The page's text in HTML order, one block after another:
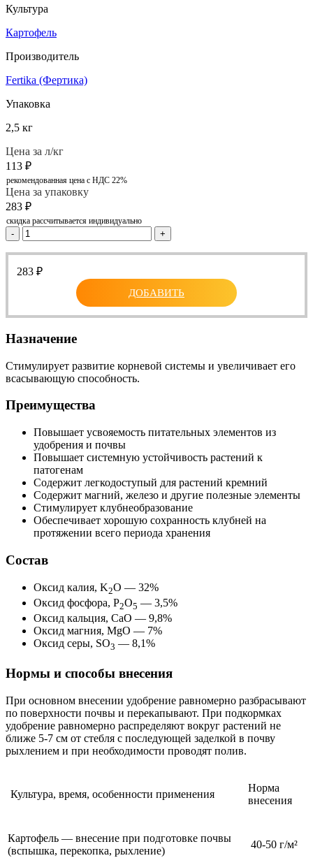
Культура
Картофель
Производитель
Fertika (Фертика)
Упаковка
2,5 кг
Цена за л/кг
113 ₽
рекомендованная цена с НДС 22%
Цена за упаковку
283 ₽
скидка рассчитывается индивидуально
- +
283 ₽
ДОБАВИТЬ
Назначение
Стимулирует развитие корневой системы и увеличивает его
всасывающую способность.
Преимущества
Повышает усвояемость питательных элементов из
удобрения и почвы
Повышает системную устойчивость растений к
патогенам
Содержит легкодоступый для растений кремний
Содержит магний, железо и другие полезные элементы
Стимулирует клубнеобразование
Обеспечивает хорошую сохранность клубней на
протяжении всего периода хранения
Состав
Оксид калия, K2O — 32%
Оксид фосфора, P2O5 — 3,5%
Оксид кальция, CaO — 9,8%
Оксид магния, MgO — 7%
Оксид серы, SO3 — 8,1%
Нормы и способы внесения
При основном внесении удобрение равномерно разбрасывают
по поверхности почвы и перекапывают. При подкормках
удобрение равномерно распределяют вокруг растений не
ближе 5-7 см от стебля с последующей заделкой в почву
рыхлением и при необходимости проводят полив.
Культура, время, особенности применения
Норма
внесения
Картофель — внесение при подготовке почвы
(вспышка, перекопка, рыхление)
40-50 г/м²